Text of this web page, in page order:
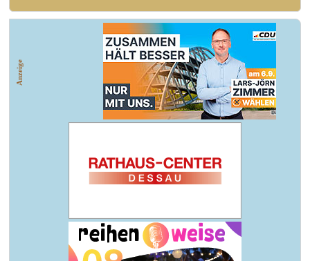
+++ Coswig: Die Elfähre Coswig hat wegen des geringen Wasserstands der Elbe den
Anzeige